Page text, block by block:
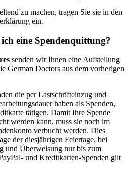
zu machen, tragen Sie sie in den
ein.
eine Spenden­quittung?
senden wir Ihnen eine Auf­stellung
German Doctors aus dem vor­herigen
die per Last­schrifteinzug und
haben als Spenden,
tätigen. Damit Ihre Spende
werden kann, muss sie noch im
ver­bucht werden. Dies
der dies­jährigen Feiertage, bei
und Über­weisung nur bis zum
und Kredit­karten-Spenden gilt